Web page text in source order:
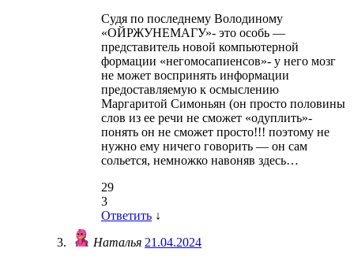
Судя по последнему Володиному
«ОЙРЖУНЕМАГУ»- это особь —
представитель новой компьютерной
формации «негомосапиенсов»- у него мозг
не может воспринять информации
предоставляемую к осмыслению
Маргаритой Симоньян (он просто половины
слов из ее речи не сможет «одуплить»-
понять он не сможет просто!!! поэтому не
нужно ему ничего говорить — он сам
сольется, немножко навоняв здесь…
29
3
Ответить ↓
Наталья 21.04.2024